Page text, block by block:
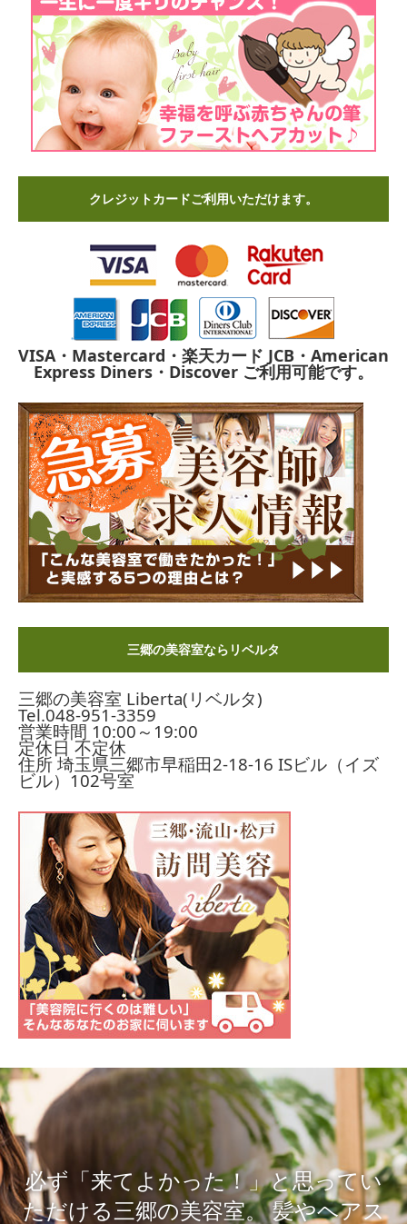
クレジットカードご利用いただけます。
VISA・Mastercard・楽天カード JCB・American
Express Diners・Discover ご利用可能です。
三郷の美容室ならリベルタ
三郷の美容室 Liberta(リベルタ)
Tel.048-951-3359
営業時間 10:00～19:00
定休日 不定休
住所 埼玉県三郷市早稲田2-18-16 ISビル（イズ
ビル）102号室
必ず「来てよかった！」と思ってい
ただける三郷の美容室。髪やヘアス